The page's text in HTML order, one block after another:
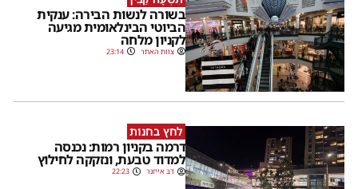
בשורה לנשות הבירה: ענקית
הביוטי הבינלאומית מגיעה
לקניון מלחה
צוות האתר 23:14
לחץ בחנות
דרמה בקניון רמות: נכנסה
למדוד טבעת, ונזקקה לחילוץ
דב אייזנר 22:23